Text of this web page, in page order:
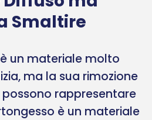
Smaltire
un materiale molto
ma la sua rimozione
rappresentare
è un materiale